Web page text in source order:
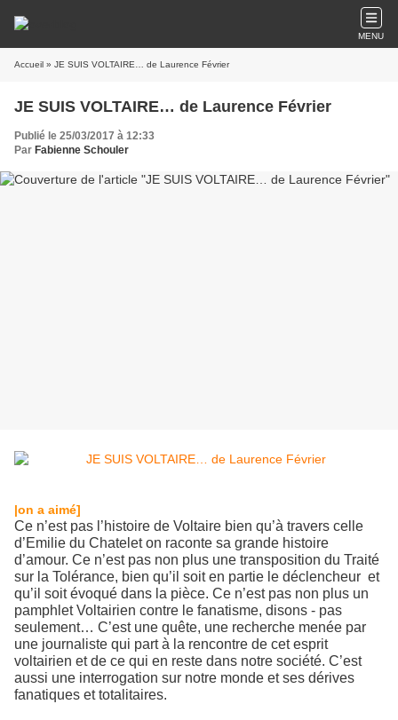
MENU
Accueil » JE SUIS VOLTAIRE… de Laurence Février
JE SUIS VOLTAIRE… de Laurence Février
Publié le 25/03/2017 à 12:33
Par Fabienne Schouler
|on a aimé]
Ce n’est pas l’histoire de Voltaire bien qu’à travers celle
d’Emilie du Chatelet on raconte sa grande histoire
d’amour. Ce n’est pas non plus une transposition du Traité
sur la Tolérance, bien qu’il soit en partie le déclencheur et
qu’il soit évoqué dans la pièce. Ce n’est pas non plus un
pamphlet Voltairien contre le fanatisme, disons - pas
seulement… C’est une quête, une recherche menée par
une journaliste qui part à la rencontre de cet esprit
voltairien et de ce qui en reste dans notre société. C’est
aussi une interrogation sur notre monde et ses dérives
fanatiques et totalitaires.